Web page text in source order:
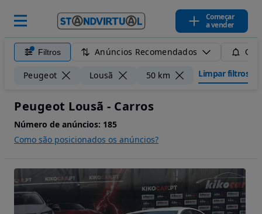
Começar
a vender
Filtros Anúncios Recomendados
Peugeot Lousã 50 km Limpar filtros
Peugeot Lousã - Carros
Número de anúncios: 185
Como são posicionados os anúncios?